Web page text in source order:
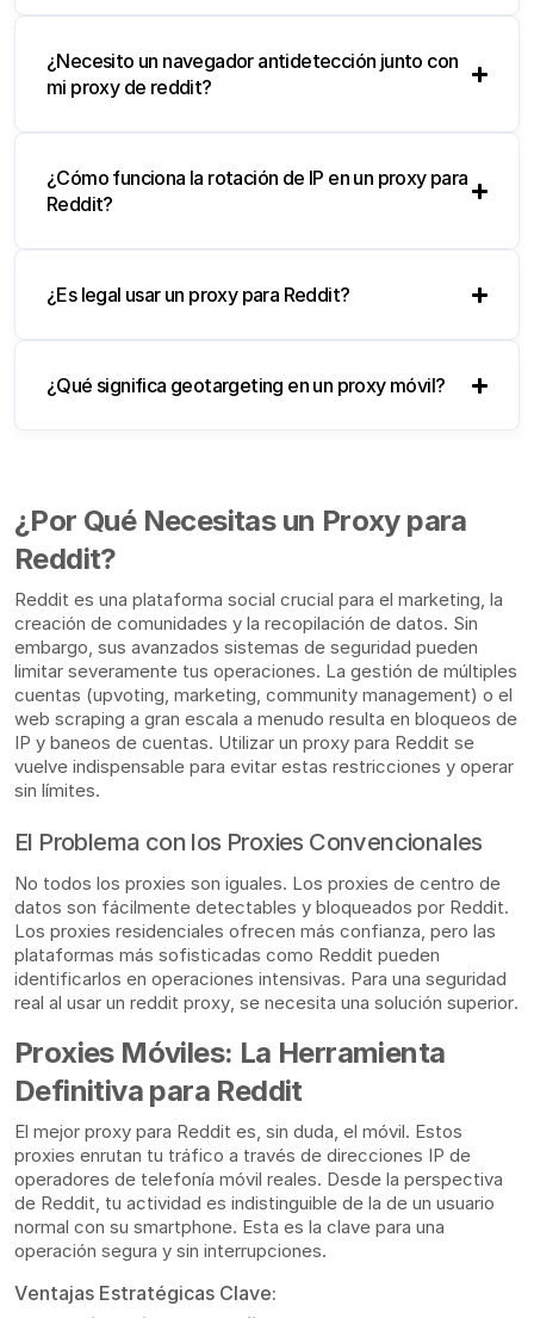
¿Necesito un navegador antidetección junto con
mi proxy de reddit?
¿Cómo funciona la rotación de IP en un proxy para
Reddit?
¿Es legal usar un proxy para Reddit?
¿Qué significa geotargeting en un proxy móvil?
¿Por Qué Necesitas un Proxy para
Reddit?
Reddit es una plataforma social crucial para el marketing, la
creación de comunidades y la recopilación de datos. Sin
embargo, sus avanzados sistemas de seguridad pueden
limitar severamente tus operaciones. La gestión de múltiples
cuentas (upvoting, marketing, community management) o el
web scraping a gran escala a menudo resulta en bloqueos de
IP y baneos de cuentas. Utilizar un proxy para Reddit se
vuelve indispensable para evitar estas restricciones y operar
sin límites.
El Problema con los Proxies Convencionales
No todos los proxies son iguales. Los proxies de centro de
datos son fácilmente detectables y bloqueados por Reddit.
Los proxies residenciales ofrecen más confianza, pero las
plataformas más sofisticadas como Reddit pueden
identificarlos en operaciones intensivas. Para una seguridad
real al usar un reddit proxy, se necesita una solución superior.
Proxies Móviles: La Herramienta
Definitiva para Reddit
El mejor proxy para Reddit es, sin duda, el móvil. Estos
proxies enrutan tu tráfico a través de direcciones IP de
operadores de telefonía móvil reales. Desde la perspectiva
de Reddit, tu actividad es indistinguible de la de un usuario
normal con su smartphone. Esta es la clave para una
operación segura y sin interrupciones.
Ventajas Estratégicas Clave: